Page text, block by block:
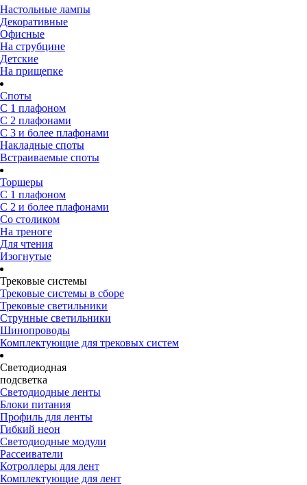
Настольные лампы
Декоративные
Офисные
На струбцине
Детские
На прищепке
Споты
С 1 плафоном
С 2 плафонами
С 3 и более плафонами
Накладные споты
Встраиваемые споты
Торшеры
С 1 плафоном
С 2 и более плафонами
Со столиком
На треноге
Для чтения
Изогнутые
Трековые системы
Трековые системы в сборе
Трековые светильники
Струнные светильники
Шинопроводы
Комплектующие для трековых систем
Светодиодная
подсветка
Светодиодные ленты
Блоки питания
Профиль для ленты
Гибкий неон
Светодиодные модули
Рассеиватели
Котроллеры для лент
Комплектующие для лент